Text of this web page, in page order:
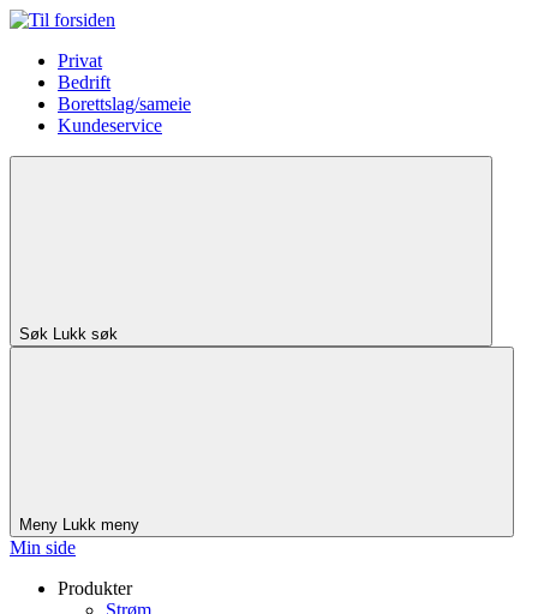
Privat
Bedrift
Borettslag/sameie
Kundeservice
Søk Lukk søk
Meny Lukk meny
Min side
Produkter
Strøm